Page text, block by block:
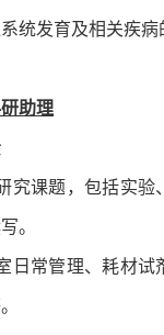
统发育及相关疾病
助理
究课题，包括实验
。
日常管理、耗材试